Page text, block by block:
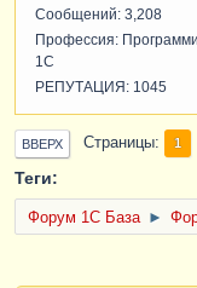
Сообщений: 3,208
Профессия:
1С
РЕПУТАЦИЯ: 1045
ВВЕРХ Страницы 1
Теги:
Форум 1C База ►